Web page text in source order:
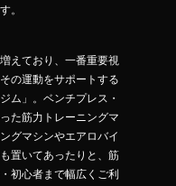
。
えており、一番重要視
の運動をサポートする
ム」。ベンチプレス・
た筋力トレーニングマ
グマシンやエアロバイ
置いてあったりと、筋
初心者まで幅広くご利